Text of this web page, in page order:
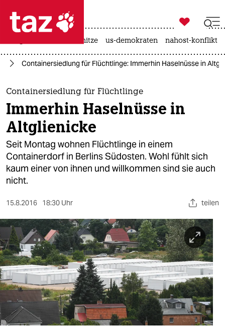
 taz zahl ich
taz zahl ich
themen
politik
öko
gesellschaft
kultur
sport
berlin
nord
wahrheit
verlag
verlag

taz zahl ich
hitze us-demokraten nahost-konflikt
Containersiedlung für Flüchtlinge: Immerhin Haselnüsse in
Containersiedlung für Flüchtlinge
Immerhin Haselnüsse in
Altglienicke
Seit Montag wohnen Flüchtlinge in einem
Containerdorf in Berlins Südosten. Wohl fühlt sich
kaum einer von ihnen und willkommen sind sie auch
nicht.
15.8.2016 18:30 Uhr teilen